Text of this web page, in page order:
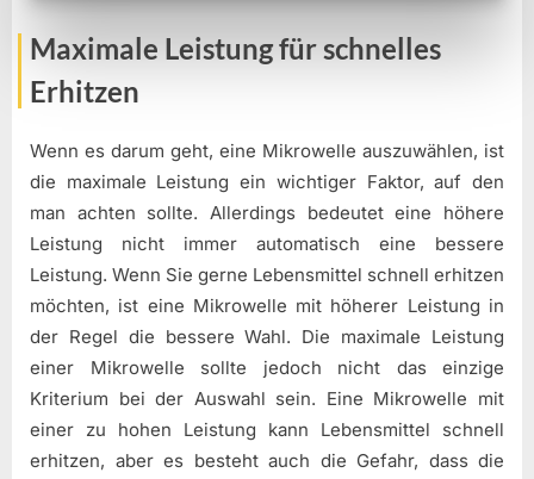
Maximale Leistung für schnelles
Erhitzen
Wenn es darum geht, eine Mikrowelle auszuwählen, ist
die maximale Leistung ein wichtiger Faktor, auf den
man achten sollte. Allerdings bedeutet eine höhere
Leistung nicht immer automatisch eine bessere
Leistung. Wenn Sie gerne Lebensmittel schnell erhitzen
möchten, ist eine Mikrowelle mit höherer Leistung in
der Regel die bessere Wahl. Die maximale Leistung
einer Mikrowelle sollte jedoch nicht das einzige
Kriterium bei der Auswahl sein. Eine Mikrowelle mit
einer zu hohen Leistung kann Lebensmittel schnell
erhitzen, aber es besteht auch die Gefahr, dass die